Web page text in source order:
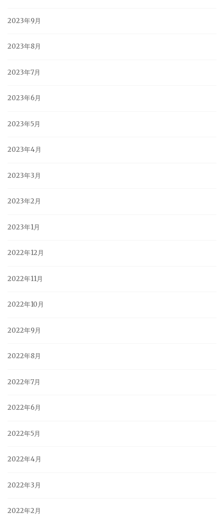
2023年9月
2023年8月
2023年7月
2023年6月
2023年5月
2023年4月
2023年3月
2023年2月
2023年1月
2022年12月
2022年11月
2022年10月
2022年9月
2022年8月
2022年7月
2022年6月
2022年5月
2022年4月
2022年3月
2022年2月